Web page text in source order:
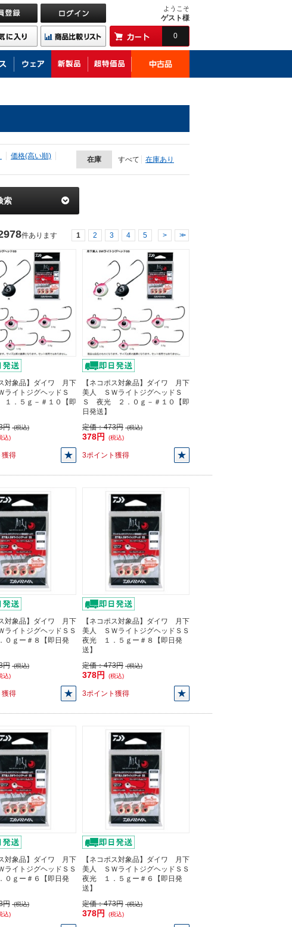
ようこそ
ゲスト様
0
価格(高い順)
在庫 すべて 在庫あり
索
件あります 1 2 3 4 5 > >>
ス対象品】ダイワ 月下
イトジグヘッドＳ
．５ｇ－＃１０【即
円 (税込)
込)
獲得
【ネコポス対象品】ダイワ 月下
美人 ＳＷライトジグヘッドＳ
Ｓ 夜光 ２．０ｇ－＃１０【即
日発送】
定価：473円 (税込)
378円 (税込)
3ポイント獲得
ス対象品】ダイワ 月下
イトジグヘッドＳＳ
ｇー＃８【即日発
円 (税込)
込)
獲得
【ネコポス対象品】ダイワ 月下
美人 ＳＷライトジグヘッドＳＳ
夜光 １．５ｇー＃８【即日発
送】
定価：473円 (税込)
378円 (税込)
3ポイント獲得
ス対象品】ダイワ 月下
イトジグヘッドＳＳ
ｇー＃６【即日発
円 (税込)
込)
【ネコポス対象品】ダイワ 月下
美人 ＳＷライトジグヘッドＳＳ
夜光 １．５ｇー＃６【即日発
送】
定価：473円 (税込)
378円 (税込)